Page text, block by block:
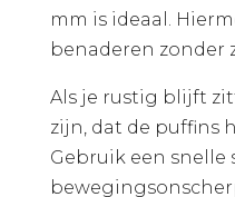
mm is ideaal.
benaderen zonder
Als je rustig blijft
zijn, dat de puffins
Gebruik een